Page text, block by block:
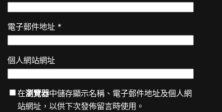
電子郵件地址 *
個人網站網址
在瀏覽器中儲存顯示名稱、電子郵件地址及個人網
站網址，以供下次發佈留言時使用。